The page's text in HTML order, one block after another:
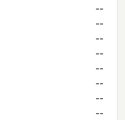
--
--
--
--
--
--
--
--